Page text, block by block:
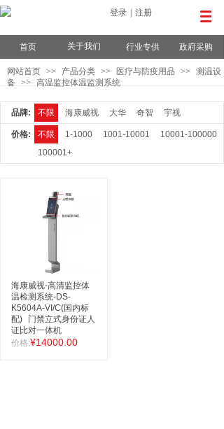
登录 注册
首页 关于我们 行业专供 政府采购
网站首页 >> 产品分类 >> 医疗与防疫用品 >> 测温设
备
>> 高温监控体温监测系统
品牌: 不限 海康威视 大华 奇智 宇视
价格: 不限 1-1000 1001-10001
10001-100000
100001+
海康威视-高清监控体
温检测系统-DS-
K5604A-VI/C(国内标
配)
门禁立式身份证人
证比对一体机
价格:¥14000.00